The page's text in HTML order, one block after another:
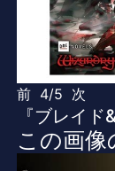
前 4/5 次
『ブレイド
この画像